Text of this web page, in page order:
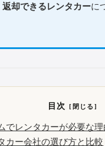
却できるレンタカーに
目次
でレンタカーが必要な理
カー会社の選び方と比較